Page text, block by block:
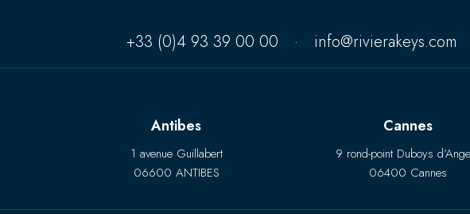
+33 (0)4 93 39 00 00 · info@rivierakeys.com
Antibes
1 avenue Guillabert
06600 ANTIBES
Cannes
9 rond-point Duboys
06400 Cannes